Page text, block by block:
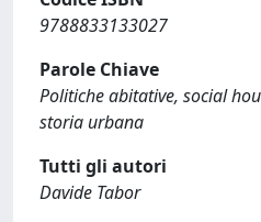
9788833133027
Parole Chiave
Politiche abitative, social
storia urbana
Tutti gli autori
Davide Tabor